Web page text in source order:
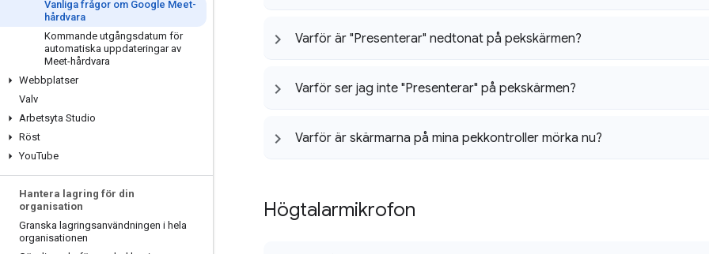
Vanliga frågor om Google Meet-
hårdvara
Kommande utgångsdatum för
automatiska uppdateringar av
Meet-hårdvara
Webbplatser
Valv
Arbetsyta Studio
Röst
YouTube
Hantera lagring för din
organisation
Granska lagringsanvändningen i hela
organisationen
Varför är "Presenterar" nedtonat på pekskärmen?
Varför ser jag inte "Presenterar" på pekskärmen?
Varför är skärmarna på mina pekkontroller mörka nu?
Högtalarmikrofon